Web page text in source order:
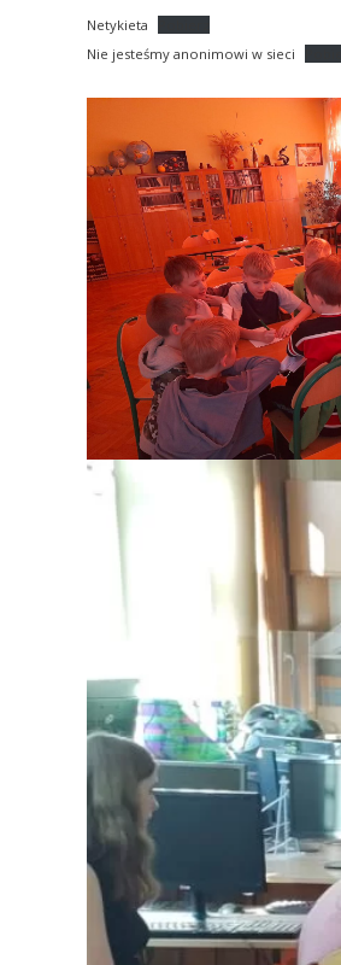
Netykieta
Nie jesteśmy anonimowi w sieci